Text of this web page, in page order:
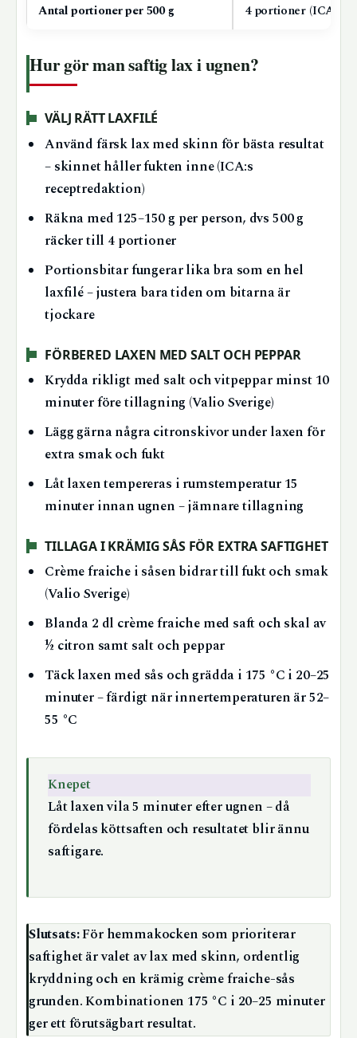
Antal portioner per 500 g 4 portioner (ICA,
Hur gör man saftig lax i ugnen?
VÄLJ RÄTT LAXFILÉ
Använd färsk lax med skinn för bästa resultat
– skinnet håller fukten inne (ICA:s
receptredaktion)
Räkna med 125–150 g per person, dvs 500 g
räcker till 4 portioner
Portionsbitar fungerar lika bra som en hel
laxfilé – justera bara tiden om bitarna är
tjockare
FÖRBERED LAXEN MED SALT OCH PEPPAR
Krydda rikligt med salt och vitpeppar minst 10
minuter före tillagning (Valio Sverige)
Lägg gärna några citronskivor under laxen för
extra smak och fukt
Låt laxen tempereras i rumstemperatur 15
minuter innan ugnen – jämnare tillagning
TILLAGA I KRÄMIG SÅS FÖR EXTRA SAFTIGHET
Crème fraiche i såsen bidrar till fukt och smak
(Valio Sverige)
Blanda 2 dl crème fraiche med saft och skal av
½ citron samt salt och peppar
Täck laxen med sås och grädda i 175 °C i 20–25
minuter – färdigt när innertemperaturen är 52–
55 °C
Knepet
Låt laxen vila 5 minuter efter ugnen – då
fördelas köttsaften och resultatet blir ännu
saftigare.
Slutsats:För hemmakocken som prioriterar
saftighet är valet av lax med skinn, ordentlig
kryddning och en krämig crème fraiche-sås
grunden. Kombinationen 175 °C i 20–25 minuter
ger ett förutsägbart resultat.